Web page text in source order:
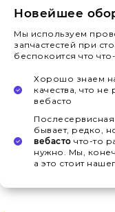
Новейшее
Мы используем
запчастестей при
беспокоится что
Хорошо знаем
качества, что
вебасто
Послесервисная
бывает, редко,
вебасто что-то
нужно. Мы,
а это стоит